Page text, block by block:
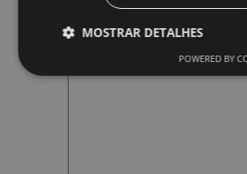
Comment*
MOSTRAR DETALHES
POWERED BY